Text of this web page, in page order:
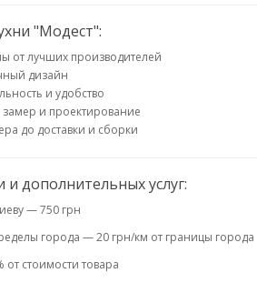
"Модест":
от лучших производителей
дизайн
и удобство
и проектирование
до доставки и сборки
и дополнительных услуг:
— 750 грн
города — 20 грн/км от границы города
стоимости товара